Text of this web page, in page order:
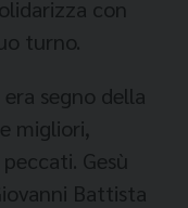
con
turno.
segno della
migliori,
Gesù
Battista